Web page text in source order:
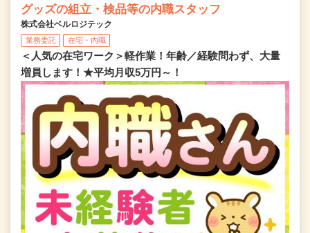
グッズの組立・検品等の内職スタッフ
株式会社ベルロジテック
業務委託 在宅・内職
＜人気の在宅ワーク＞軽作業！年齢／経験問わず、大量
増員します！★平均月収5万円～！